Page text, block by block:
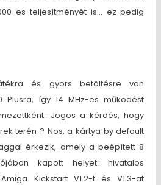
es teljesítményét is… ez pedig
és gyors betöltésre van
Plusra, így 14 MHz-es működést
Jogos a kérdés, hogy
terén ? Nos, a kártya by default
érkezik, amely a beépített 8
kapott helyet: hivatalos
Kickstart V1.2-t és V1.3-at